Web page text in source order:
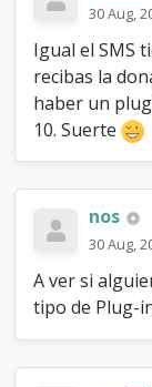
30 Aug,
Igual el SMS
recibas la
haber un
10. Suerte
nos
30 Aug,
A ver si
tipo de Plug-